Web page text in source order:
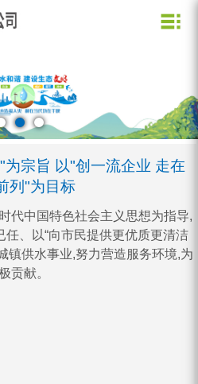
企业理念
创新理念
营业网点
水质信息
为宗旨 以"创一流企业 走在
列"为目标
代中国特色社会主义思想为指导,
任、以“向市民提供更优质更清洁
镇供水事业,努力营造服务环境,为
贡献。